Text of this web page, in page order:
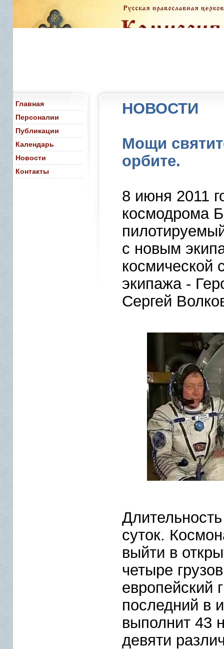
Главная
Персоналии
Публикации
Календарь
Новости
Контакты
НОВОСТИ
Мощи
орбите.
8 июня 2011
космодрома
с новым
космической
экипажа -
Сергей
суток.
выйти в
четыре
европейский
последний в
выполнит 43
девяти